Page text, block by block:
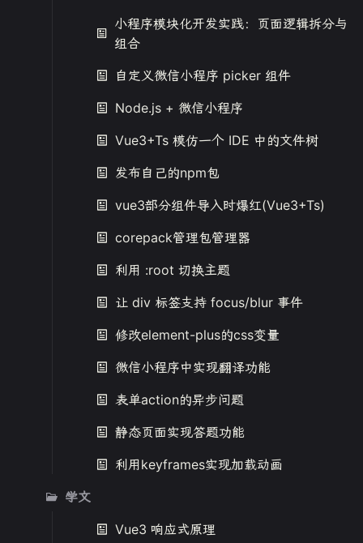
小程序模块化开发实践：页面逻辑拆分与
组合
自定义微信小程序 picker 组件
Node.js + 微信小程序
Vue3+Ts 模仿一个 IDE 中的文件树
发布自己的npm包
vue3部分组件导入时爆红(Vue3+Ts)
corepack管理包管理器
利用 :root 切换主题
让 div 标签支持 focus/blur 事件
修改element-plus的css变量
微信小程序中实现翻译功能
表单action的异步问题
静态页面实现答题功能
利用keyframes实现加载动画
学文
Vue3 响应式原理